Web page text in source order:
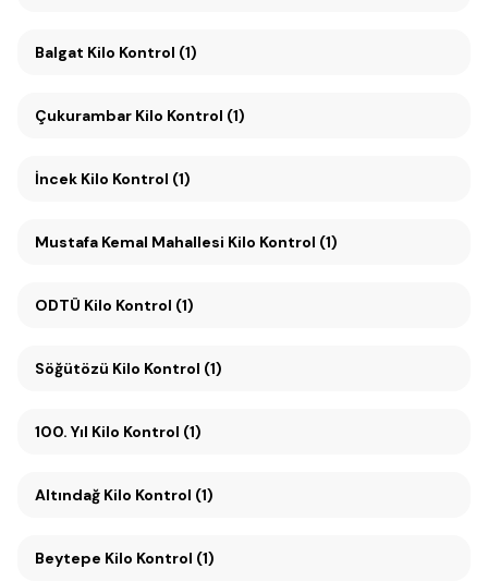
Balgat Kilo Kontrol (1)
Çukurambar Kilo Kontrol (1)
İncek Kilo Kontrol (1)
Mustafa Kemal Mahallesi Kilo Kontrol (1)
ODTÜ Kilo Kontrol (1)
Söğütözü Kilo Kontrol (1)
100. Yıl Kilo Kontrol (1)
Altındağ Kilo Kontrol (1)
Beytepe Kilo Kontrol (1)